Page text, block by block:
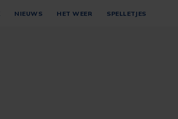
NIEUWS HET WEER SPELLETJES